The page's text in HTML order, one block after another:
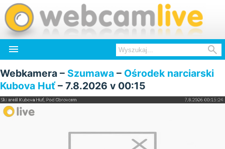
 
Webkamera – Szumawa – Ośrodek narciarski
Kubova Huť– 7.8.2026 v 00:15